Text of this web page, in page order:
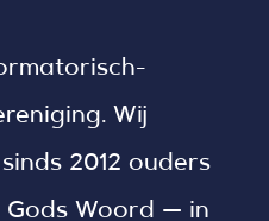
Wij
2012 ouders
Gods Woord — in